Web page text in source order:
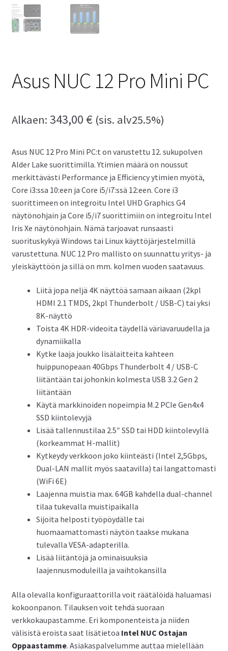
Asus NUC 12 Pro Mini PC
Alkaen: 343,00 €(sis. alv25.5%)
Asus NUC 12 Pro Mini PC:t on varustettu 12. sukupolven
Alder Lake suorittimilla. Ytimien määrä on noussut
merkittävästi Performance ja Efficiency ytimien myötä,
Core i3:ssa 10:een ja Core i5/i7:ssä 12:een. Core i3
suorittimeen on integroitu Intel UHD Graphics G4
näytönohjain ja Core i5/i7 suorittimiin on integroitu Intel
Iris Xe näytönohjain. Nämä tarjoavat runsaasti
suorituskykyä Windows tai Linux käyttöjärjestelmillä
varustettuna. NUC 12 Pro mallisto on suunnattu yritys- ja
yleiskäyttöön ja sillä on mm. kolmen vuoden saatavuus.
Liitä jopa neljä 4K näyttöä samaan aikaan (2kpl
HDMI 2.1 TMDS, 2kpl Thunderbolt / USB-C) tai yksi
8K-näyttö
Toista 4K HDR-videoita täydellä väriavaruudella ja
dynamiikalla
Kytke laaja joukko lisälaitteita kahteen
huippunopeaan 40Gbps Thunderbolt 4 / USB-C
liitäntään tai johonkin kolmesta USB 3.2 Gen 2
liitäntään
Käytä markkinoiden nopeimpia M.2 PCIe Gen4x4
SSD kiintolevyjä
Lisää tallennustilaa 2.5″ SSD tai HDD kiintolevyllä
(korkeammat H-mallit)
Kytkeydy verkkoon joko kiinteästi (Intel 2,5Gbps,
Dual-LAN mallit myös saatavilla) tai langattomasti
(WiFi 6E)
Laajenna muistia max. 64GB kahdella dual-channel
tilaa tukevalla muistipaikalla
Sijoita helposti työpöydälle tai
huomaamattomasti näytön taakse mukana
tulevalla VESA-adapterilla.
Lisää liitäntöjä ja ominaisuuksia
laajennusmoduleilla ja vaihtokansilla
Alla olevalla konfiguraattorilla voit räätälöidä haluamasi
kokoonpanon. Tilauksen voit tehdä suoraan
verkkokaupastamme. Eri komponenteista ja niiden
välisistä eroista saat lisätietoa Intel NUC Ostajan
Oppaastamme. Asiakaspalvelumme auttaa mielellään